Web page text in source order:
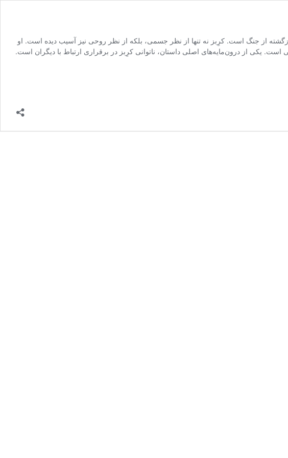
از جنگ است. کرِبز نه تنها از نظر جسمی، بلکه از نظر روحی نیز آسیب دیده است. او
است. یکی از درون‌مایه‌های اصلی داستان، ناتوانی کرِبز در برقراری ارتباط با دیگران است.